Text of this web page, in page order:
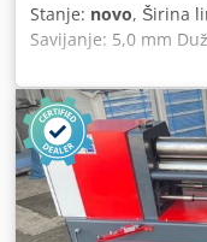
Stanje: novo, Širina
Savijanje: 5,0 mm
prečnik: 210 mm
1365 kg Dimenzije
Cjdpfxsyvvpyj
valjci pogonjeni
reduktorom i
izbacivanje gornjeg
uređajem - Uređaj za